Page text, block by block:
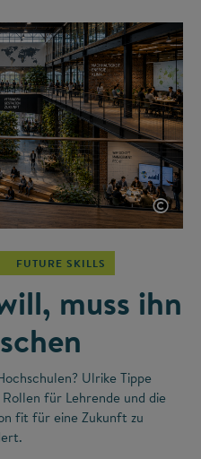
©
FUTURE SKILLS
muss ihn
Ulrike Tippe
für Lehrende und die
fit für eine Zukunft zu